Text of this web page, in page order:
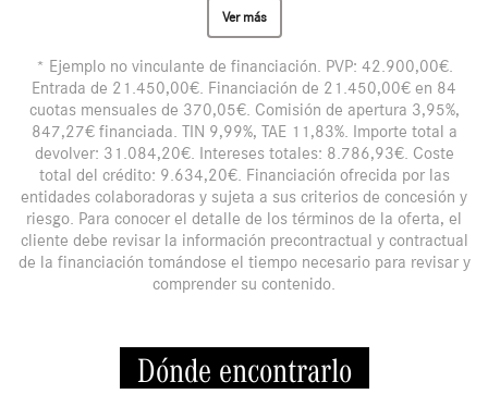
Ver más
* Ejemplo no vinculante de financiación. PVP: 42.900,00€.
Entrada de 21.450,00€. Financiación de 21.450,00€ en 84
cuotas mensuales de 370,05€. Comisión de apertura 3,95%,
847,27€ financiada. TIN 9,99%, TAE 11,83%. Importe total a
devolver: 31.084,20€. Intereses totales: 8.786,93€. Coste
total del crédito: 9.634,20€. Financiación ofrecida por las
entidades colaboradoras y sujeta a sus criterios de concesión y
riesgo. Para conocer el detalle de los términos de la oferta, el
cliente debe revisar la información precontractual y contractual
de la financiación tomándose el tiempo necesario para revisar y
comprender su contenido.
Dónde encontrarlo